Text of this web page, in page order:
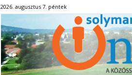
2026. augusztus 7. péntek